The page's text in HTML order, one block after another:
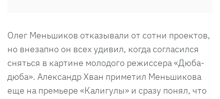
Олег Меньшиков отказывали от сотни проектов,
но внезапно он всех удивил, когда согласился
сняться в картине молодого режиссера «Дюба-
дюба». Александр Хван приметил Меньшикова
еще на премьере «Калигулы» и сразу понял, что